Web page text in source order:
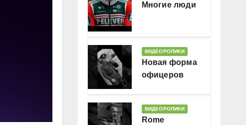
Многие люди
ВИДЕОРОЛИКИ
Новая форма
офицеров
ВИДЕОРОЛИКИ
Rome